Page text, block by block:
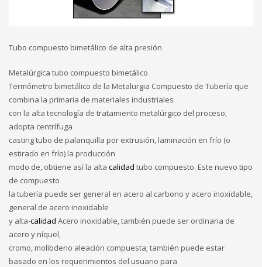
Tubo compuesto bimetálico de alta presión
Metalúrgica tubo compuesto bimetálico
Termómetro bimetálico de la Metalurgia Compuesto de Tubería que
combina la primaria de materiales industriales
con la alta tecnología de tratamiento metalúrgico del proceso,
adopta centrífuga
casting tubo de palanquilla por extrusión, laminación en frío (o
estirado en frío) la producción
modo de, obtiene así la alta calidad tubo compuesto. Este nuevo tipo
de compuesto
la tubería puede ser general en acero al carbono y acero inoxidable,
general de acero inoxidable
y alta-calidad Acero inoxidable, también puede ser ordinaria de
acero y níquel,
cromo, molibdeno aleación compuesta; también puede estar
basado en los requerimientos del usuario para